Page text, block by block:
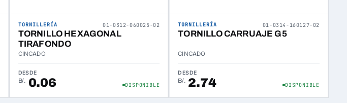
TORNILLERÍA 01-0312-060025-02
TORNILLO HEXAGONAL
TIRAFONDO
CINCADO
DESDE
B/. 0.06 DISPONIBLE
TORNILLERÍA 01-0314-160127-02
TORNILLO CARRUAJE G5
CINCADO
DESDE
B/. 2.74 DISPONIBLE